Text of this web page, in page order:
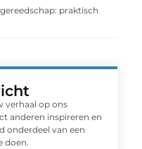
praktisch
verhaal op ons
anderen inspireren en
onderdeel van een
doen.